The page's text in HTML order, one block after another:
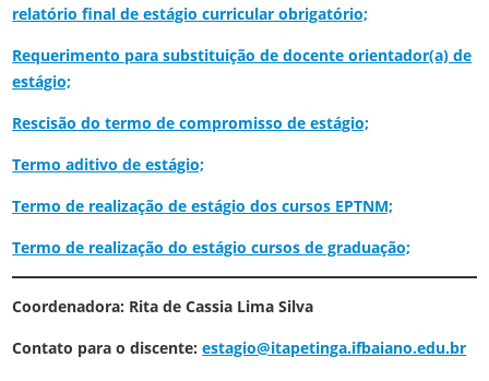
relatório final de estágio curricular obrigatório;
Requerimento para substituição de docente orientador(a) de
estágio;
Rescisão do termo de compromisso de estágio;
Termo aditivo de estágio;
Termo de realização de estágio dos cursos EPTNM;
Termo de realização do estágio cursos de graduação;
Coordenadora: Rita de Cassia Lima Silva
Contato para o discente:estagio@itapetinga.ifbaiano.edu.br